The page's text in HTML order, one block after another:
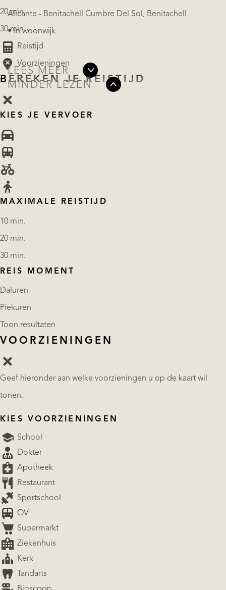
Alicante - Benitachell Cumbre Del Sol, Benitachell
• In woonwijk
LEES MEER
MINDER LEZEN
20 min
30 min
Reistijd
Voorzieningen
BEREKEN JE REISTIJD
KIES JE VERVOER
MAXIMALE REISTIJD
10 min.
20 min.
30 min.
REIS MOMENT
Daluren
Piekuren
Toon resultaten
VOORZIENINGEN
Geef hieronder aan welke voorzieningen u op de kaart wil
tonen.
KIES VOORZIENINGEN
School
Dokter
Apotheek
Restaurant
Sportschool
OV
Supermarkt
Ziekenhuis
Kerk
Tandarts